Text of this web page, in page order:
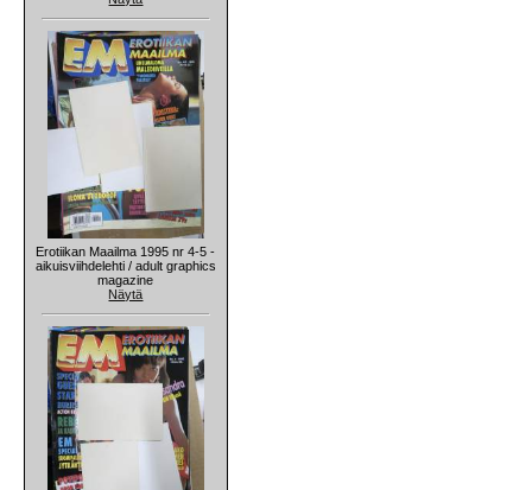
Erotiikan Maailma 1995 nr 4-5 -
aikuisviihdelehti / adult graphics
magazine
Näytä